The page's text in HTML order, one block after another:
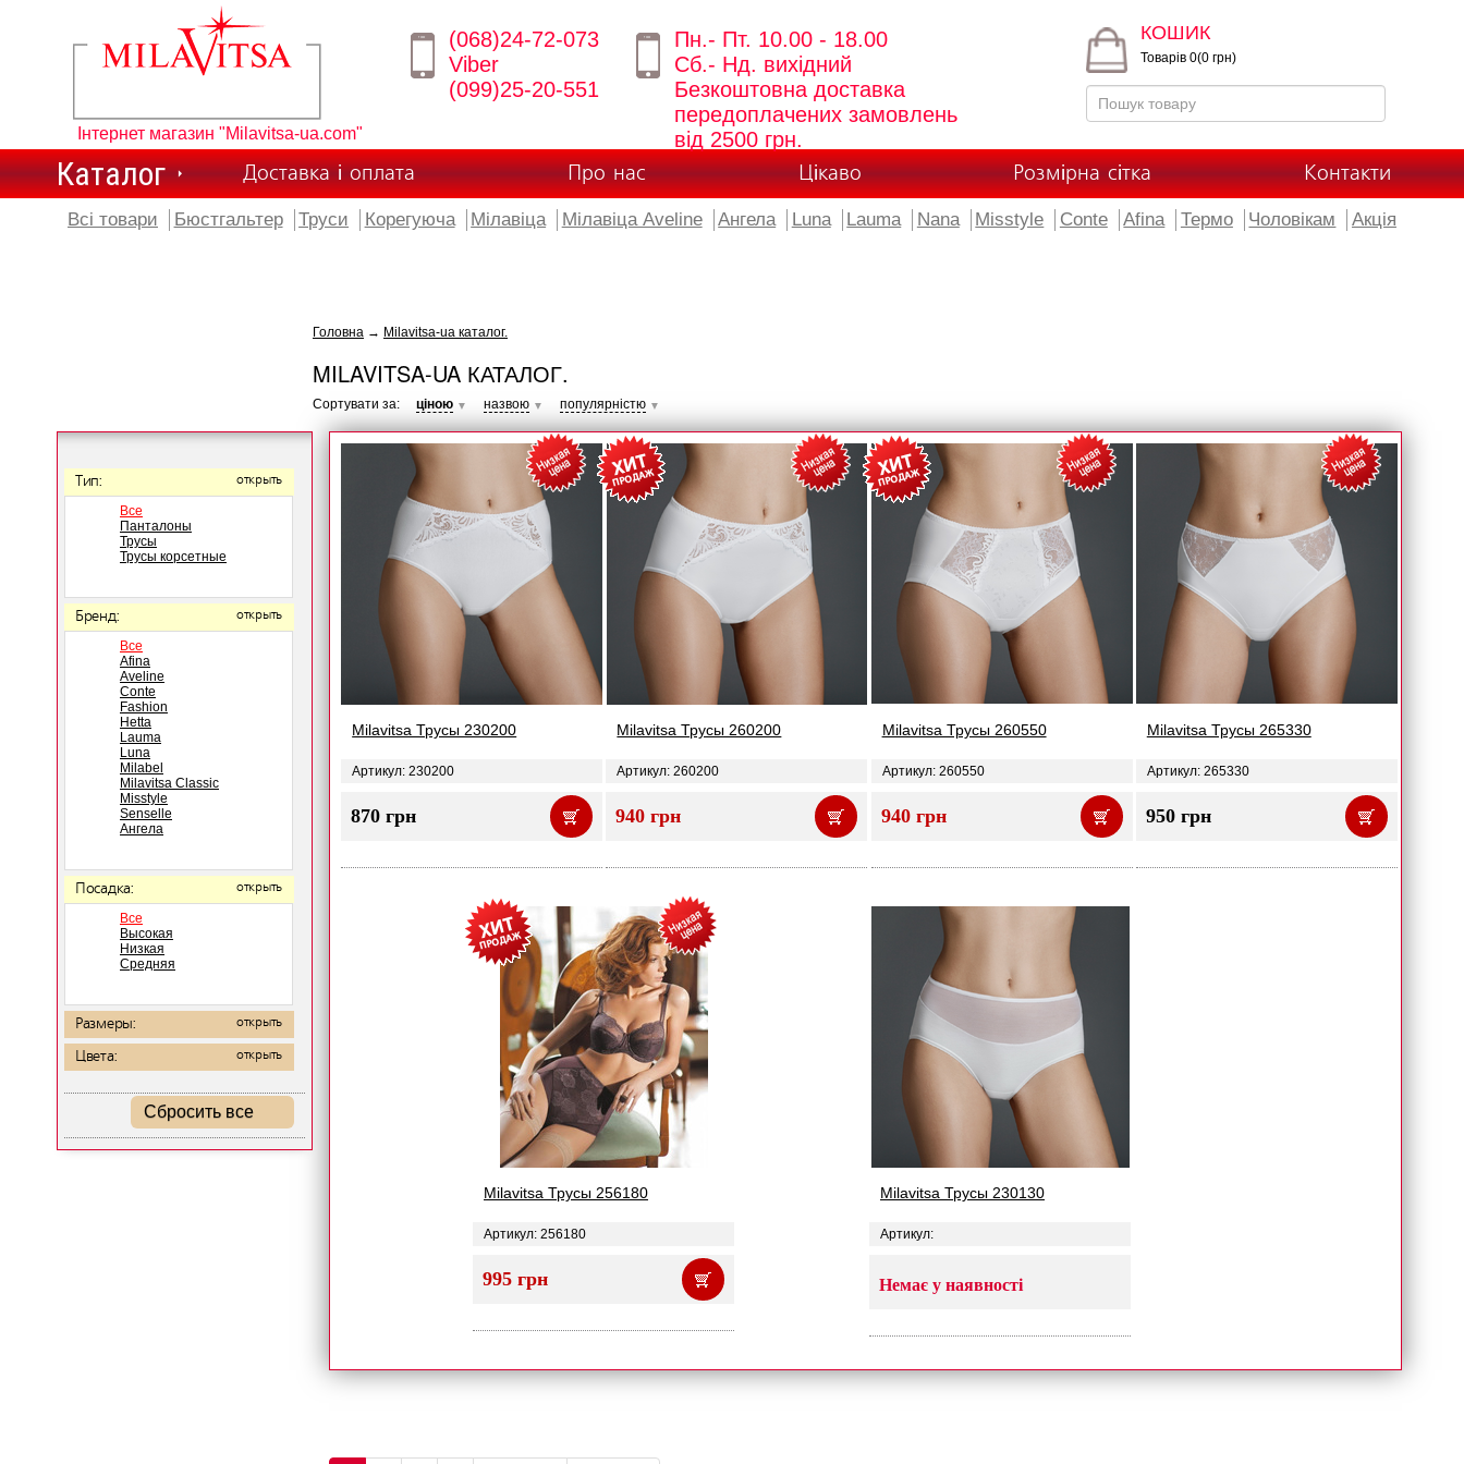
Інтернет магазин "Milavitsa-ua.com"
(068)24-72-073
Viber
(099)25-20-551
Пн.- Пт. 10.00 - 18.00
Сб.- Нд. вихідний
Безкоштовна доставка
передоплачених замовлень
від 2500 грн.
КОШИК
Товарів 0(0 грн)
Каталог Доставка і оплата Про нас Цікаво Розмірна сітка Контакти
Всі товари Бюстгальтер Труси Корегуюча Мілавіца Мілавіца Aveline Ангела Luna Lauma Nana Misstyle Conte Afina Термо Чоловікам Акція
Тип: открыть
Все
Панталоны
Трусы
Трусы корсетные
Бренд: открыть
Все
Afina
Aveline
Conte
Fashion
Hetta
Lauma
Luna
Milabel
Milavitsa Classic
Misstyle
Senselle
Ангела
Посадка: открыть
Все
Высокая
Низкая
Средняя
Размеры: открыть
Цвета: открыть
Сбросить все
Головна → Milavitsa-ua каталог.
MILAVITSA-UA КАТАЛОГ.
Сортувати за: ціною ▼ назвою ▼ популярністю ▼
Milavitsa Трусы 230200
Артикул: 230200
870 грн
Milavitsa Трусы 260200
Артикул: 260200
940 грн
Milavitsa Трусы 260550
Артикул: 260550
940 грн
Milavitsa Трусы 265330
Артикул: 265330
950 грн
Milavitsa Трусы 256180
Артикул: 256180
995 грн
Milavitsa Трусы 230130
Артикул:
Немає у наявності